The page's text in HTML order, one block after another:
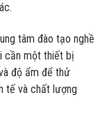
tâm đào tạo nghề
cần một thiết bị
độ ẩm để thử
tế và chất lượng